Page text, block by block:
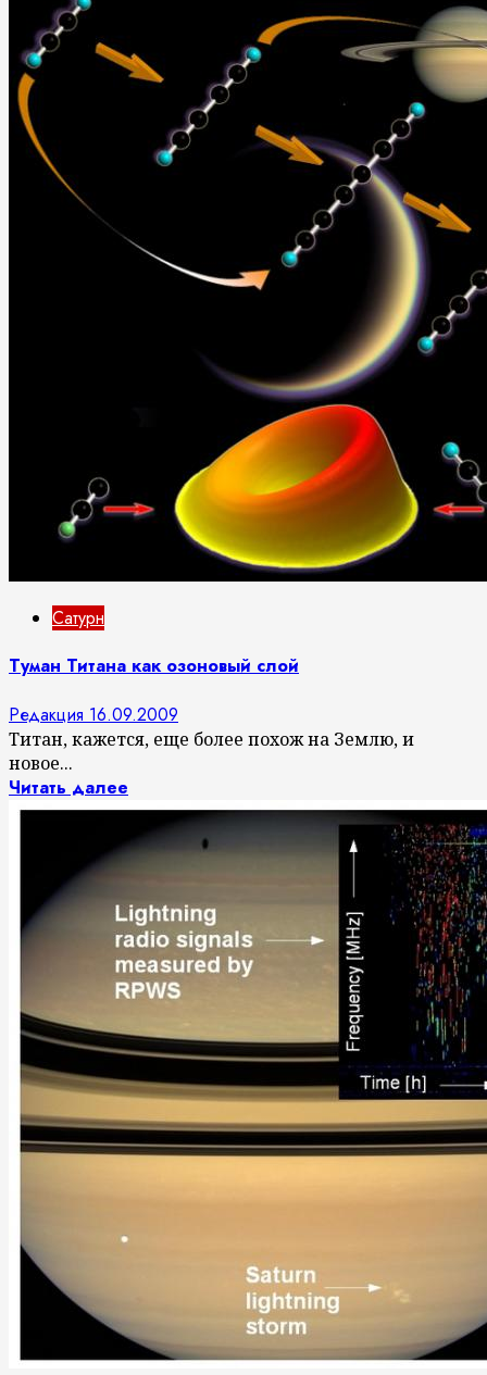
Сатурн
Туман Титана как озоновый слой
Редакция 16.09.2009
Титан, кажется, еще более похож на Землю, и
новое...
Читать далее